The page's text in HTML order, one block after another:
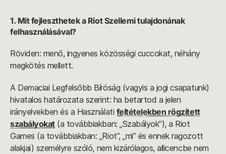
1. Mit fejleszthetek a Riot Szellemi tulajdonának
felhasználásával?
Röviden: menő, ingyenes közösségi cuccokat, néhány
megkötés mellett.
A Demaciai Legfelsőbb Bíróság (vagyis a jogi csapatunk)
hivatalos határozata szerint: ha betartod a jelen
irányelvekben és a Használati feltételekben rögzített
szabályokat(a továbbiakban: „Szabályok”), a Riot
Games (a továbbiakban: „Riot”, „mi” és ennek ragozott
alakjai) személyre szóló, nem kizárólagos, allicencbe nem